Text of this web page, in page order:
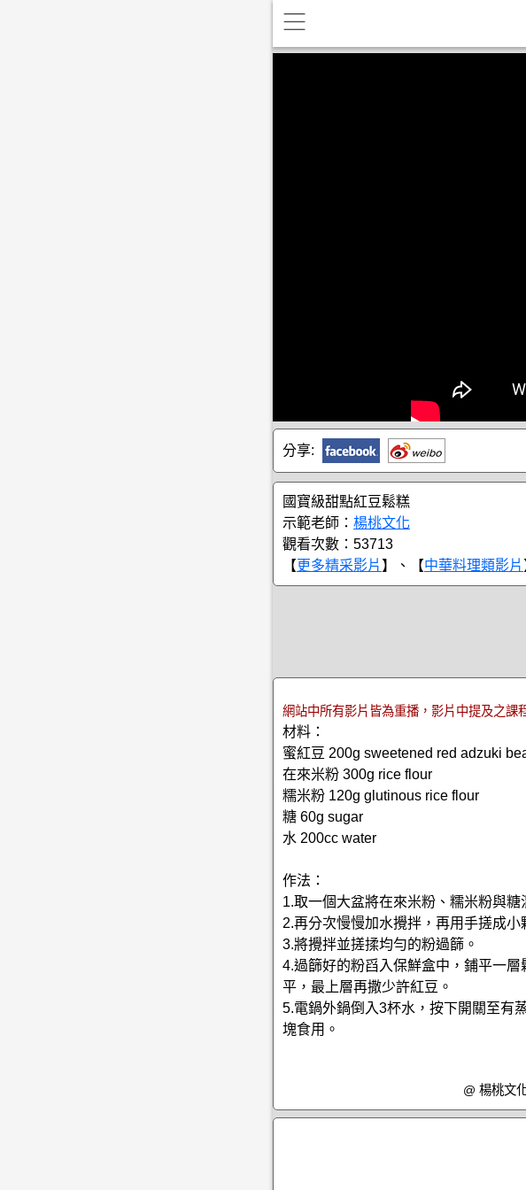
分享:
國寶級甜點紅豆鬆糕
示範老師： 楊桃文化
觀看次數：53713
【更多精采影片 】、【中華料理類影片
網站中所有影片皆為重播，影片中提及之課
材料：
蜜紅豆 200g sweetened red adzuki
在來米粉 300g rice flour
糯米粉 120g glutinous rice flour
糖 60g sugar
水 200cc water
作法：
1.取一個大盆將在來米粉、糯米粉與糖
2.再分次慢慢加水攪拌，再用手搓成
3.將攪拌並搓揉均勻的粉過篩。
4.過篩好的粉舀入保鮮盒中，鋪平一
平，最上層再撒少許紅豆。
5.電鍋外鍋倒入3杯水，按下開關至有
塊食用。
@ 楊桃文